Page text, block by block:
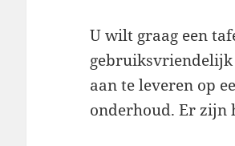
U wilt graag een
aan te leveren op
onderhoud. Er zijn